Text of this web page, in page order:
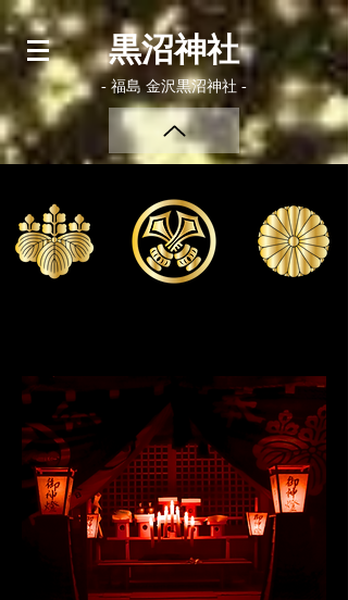
黒沼神社
- 福島 金沢黒沼神社 -